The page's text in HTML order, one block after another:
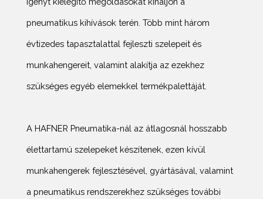
pneumatikus kihívások terén. Több mint három
évtizedes tapasztalattal fejleszti szelepeit és
munkahengereit, valamint alakítja az ezekhez
szükséges egyéb elemekkel termékpalettáját.
A HAFNER Pneumatika-nál az átlagosnál hosszabb
élettartamú szelepeket készítenek, ezen kívül
munkahengerek fejlesztésével, gyártásával, valamint
a pneumatikus rendszerekhez szükséges további